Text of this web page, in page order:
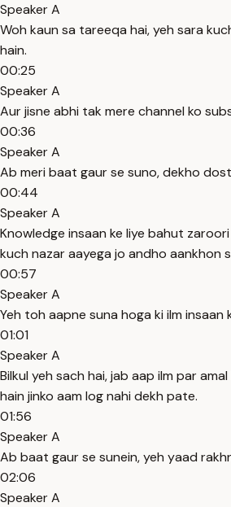
Speaker A
Woh kaun sa tareeqa hai, yeh sara
hain.
00:25
Speaker A
Aur jisne abhi tak mere channel ko
00:36
Speaker A
Ab meri baat gaur se suno, dekho
00:44
Speaker A
Knowledge insaan ke liye bahut
kuch nazar aayega jo andho aankhon
00:57
Speaker A
Yeh toh aapne suna hoga ki ilm insaan
01:01
Speaker A
Bilkul yeh sach hai, jab aap ilm par
hain jinko aam log nahi dekh pate.
01:56
Speaker A
Ab baat gaur se sunein, yeh yaad
02:06
Speaker A